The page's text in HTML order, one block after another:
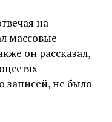
на
массовые
он рассказал,
записей, не было